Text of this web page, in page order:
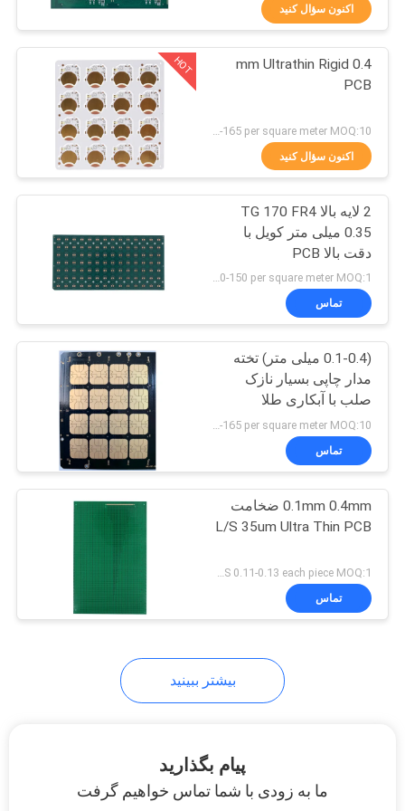
کنترل
کیفیت
تماس
بگیرید
اخبار
درخواست
نقل قول
نقشه
سایت
PRIVACY
POLICY
بستر بسته بندی جرعه
3
بستر بسته بندی
FCCSP
8
بستر سنسورها
3
اکنون سؤال کنید
HOT
0.4 mm Ultrathin Rigid
PCB
US 150-165 per square meter MOQ:10 متر مربع
اکنون سؤال کنید
2 لایه بالا TG 170 FR4
0.35 میلی متر کویل با
دقت بالا PCB
US 120-150 per square meter MOQ:1 متر مربع
تماس
(0.1-0.4 میلی متر) تخته
مدار چاپی بسیار نازک
صلب با آبکاری طلا
US 150-165 per square meter MOQ:10 متر مربع
تماس
0.1mm 0.4mm ضخامت
L/S 35um Ultra Thin PCB
تماس
بیشتر ببینید
پیام بگذارید
ما به زودی با شما تماس خواهیم گرفت